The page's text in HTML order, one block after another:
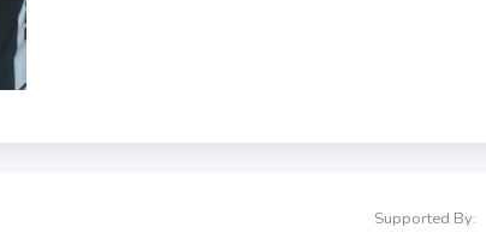
Supported By: